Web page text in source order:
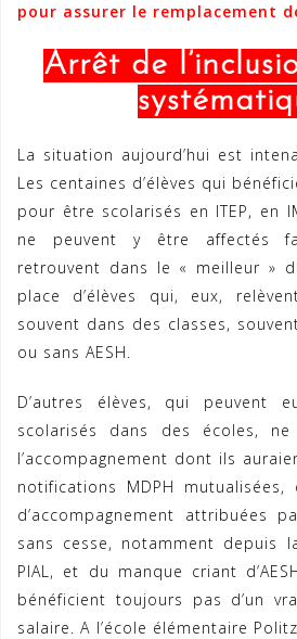
pour assurer le remplacement
Arrêt de
La situation aujourd’hui est
Les centaines d’élèves qui
pour être scolarisés en ITEP, en
ne peuvent y être affectés
retrouvent dans le « meilleur »
place d’élèves qui, eux,
souvent dans des classes,
ou sans AESH.
D’autres élèves, qui
scolarisés dans des écoles,
l’accompagnement dont ils
notifications MDPH mutualisées,
d’accompagnement attribuées
sans cesse, notamment depuis
PIAL, et du manque criant
bénéficient toujours pas d’un
salaire. A l’école élémentaire